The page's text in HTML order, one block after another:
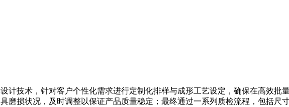
计技术，针对客户个性化需求进行定制化排样与成形工艺设定，确保在高效批
磨损状况，及时调整以保证产品质量稳定；最终通过一系列质检流程，包括尺